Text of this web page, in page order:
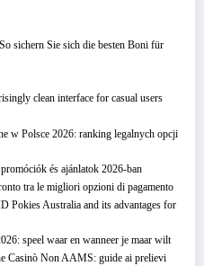
sichern Sie sich die besten Boni für
clean interface for casual users
w Polsce 2026: ranking legalnych opcji
és ajánlatok 2026-ban
tra le migliori opzioni di pagamento
Pokies Australia and its advantages for
speel waar en wanneer je maar wilt
Casinò Non AAMS: guide ai prelievi